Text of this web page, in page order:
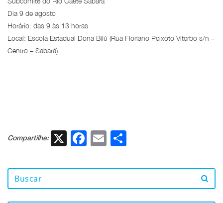
Dia 9 de agosto
Horário: das 9 às 13 horas
Local: Escola Estadual Dona Bilú (Rua Floriano Peixoto Viterbo s/n –
Centro – Sabará).
Compartilhe: X Facebook
Email